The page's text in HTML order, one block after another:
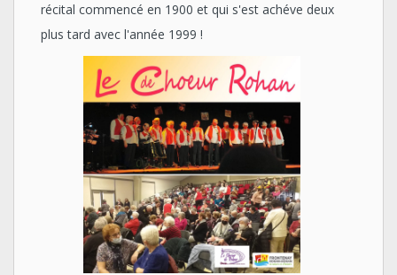
récital commencé en 1900 et qui s'est achéve deux
plus tard avec l'année 1999 !